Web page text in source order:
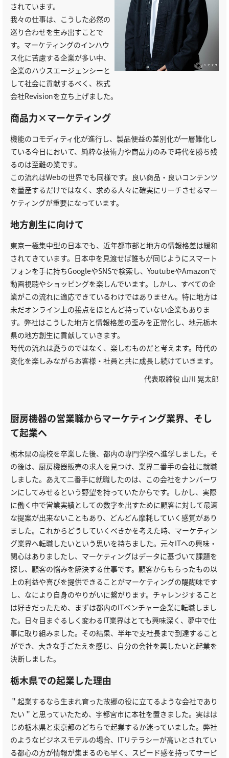
されています。
我々の仕事は、こうした必然の
巡り合わせを生み出すことで
す。マーケティングのインハウ
ス化に苦慮する企業が多い中、
企業のハウスエージェンシーと
して社会に貢献するべく、株式
会社Revisionを立ち上げました。
商品力×マーケティング
機能のコモディティ化が進行し、製品便益の差別化が一層難化し
ている今日において、純粋な技術力や商品力のみで時代を勝ち残
るのは至難の業です。
この流れはWebの世界でも同様です。良い商品・良いコンテンツ
を量産するだけではなく、求める人々に確実にリーチさせるマー
ケティングが重要になっています。
地方創生に向けて
東京一極集中型の日本でも、近年都市部と地方の情報格差は緩和
されてきています。日本中を見渡せば誰もが同じようにスマート
フォンを手に持ちGoogleやSNSで検索し、YoutubeやAmazonで
動画視聴やショッピングを楽しんでいます。しかし、すべての企
業がこの流れに適応できているわけではありません。特に地方は
未だオンライン上の接点をほとんど持っていない企業もありま
す。弊社はこうした地方と情報格差の歪みを正常化し、地元栃木
県の地方創生に貢献していきます。
時代の流れは憂うのではなく、楽しむものだと考えます。時代の
変化を楽しみながらお客様・社員と共に成長し続けていきます。
代表取締役 山川 晃太郎
厨房機器の営業職からマーケティング業界、そし
て起業へ
栃木県の高校を卒業した後、都内の専門学校へ進学しました。そ
の後は、厨房機器販売の求人を見つけ、業界二番手の会社に就職
しました。あえて二番手に就職したのは、この会社をナンバーワ
ンにしてみせるという野望を持っていたからです。しかし、実際
に働く中で営業実績としての数字を出すために顧客に対して最適
な提案が出来ないこともあり、どんどん摩耗していく感覚があり
ました。これからどうしていくべきかを考えた時、マーケティン
グ業界へ転職したいという思いを持ちました。元々ITへの興味・
関心はありましたし、マーケティングはデータに基づいて課題を
探し、顧客の悩みを解決する仕事です。顧客からもらったもの以
上の利益や喜びを提供できることがマーケティングの醍醐味です
し、なにより自身のやりがいに繋がります。チャレンジすること
は好きだったため、まずは都内のITベンチャー企業に転職しまし
た。日々目まぐるしく変わるIT業界はとても興味深く、夢中で仕
事に取り組みました。その結果、半年で支社長まで到達すること
ができ、大きな手ごたえを感じ、自分の会社を興したいと起業を
決断しました。
栃木県での起業した理由
＂起業するなら生まれ育った故郷の役に立てるような会社であり
たい＂と思っていたため、宇都宮市に本社を置きました。実はは
じめ栃木県と東京都のどちらで起業するか迷っていました。弊社
のようなビジネスモデルの場合、ITリテラシーが高いとされてい
る都心の方が情報が集まるのも早く、スピード感を持ってサービ